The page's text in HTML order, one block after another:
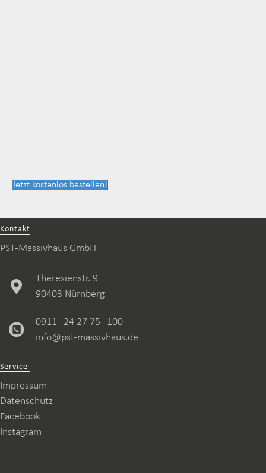
Jetzt kostenlos bestellen!
Kontakt
PST-Massivhaus GmbH
Theresienstr. 9
90403 Nürnberg
0911 - 24 27 75 - 100
info@pst-massivhaus.de
Service
Impressum
Datenschutz
Facebook
Instagram